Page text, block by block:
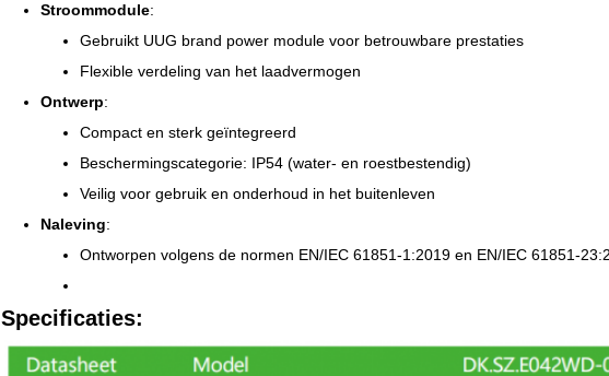
Stroommodule:
Gebruikt UUG brand power module voor betrouwbare prestaties
Flexible verdeling van het laadvermogen
Ontwerp:
Compact en sterk geïntegreerd
Beschermingscategorie: IP54 (water- en roestbestendig)
Veilig voor gebruik en onderhoud in het buitenleven
Naleving:
Ontworpen volgens de normen EN/IEC 61851-1:2019 en EN/IEC 61851-
Specificaties: